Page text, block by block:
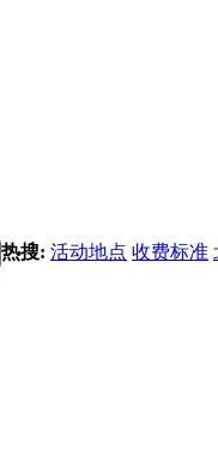
热搜: 活动地点 收费标准